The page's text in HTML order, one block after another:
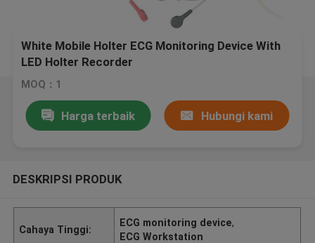
White Mobile Holter ECG Monitoring Device With
LED Holter Recorder
MOQ：1
Harga terbaik Hubungi kami
DESKRIPSI PRODUK
Cahaya Tinggi:
ECG monitoring device,
ECG Workstation